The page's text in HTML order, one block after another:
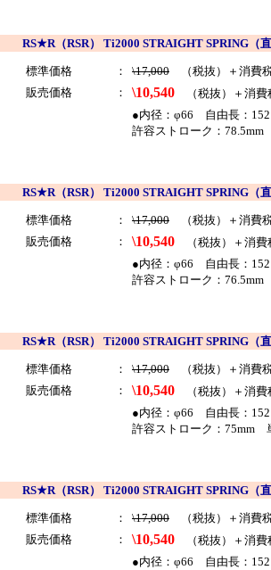
RS★R（RSR） Ti2000 STRAIGHT SPRING
標準価格 ： \17,000 （税抜）＋消費
販売価格
： \10,540 （税抜）＋消費
●内径：φ66 自由長：
許容ストローク：
RS★R（RSR） Ti2000 STRAIGHT SPRING
標準価格 ： \17,000 （税抜）＋消費
販売価格
： \10,540 （税抜）＋消費
●内径：φ66 自由長：
許容ストローク：
RS★R（RSR） Ti2000 STRAIGHT SPRING
標準価格 ： \17,000 （税抜）＋消費
販売価格
： \10,540 （税抜）＋消費
●内径：φ66 自由長：
許容ストローク：75mm
RS★R（RSR） Ti2000 STRAIGHT SPRING
標準価格 ： \17,000 （税抜）＋消費
販売価格
： \10,540 （税抜）＋消費
●内径：φ66 自由長：